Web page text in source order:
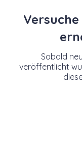
Sobald
veröffentlicht